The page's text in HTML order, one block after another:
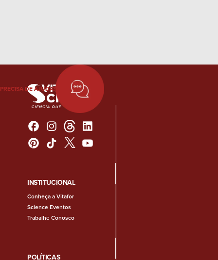
PRECISA DE AJUDA?
INSTITUCIONAL
Conheça a Vitafor
Science Eventos
Trabalhe Conosco
POLÍTICAS